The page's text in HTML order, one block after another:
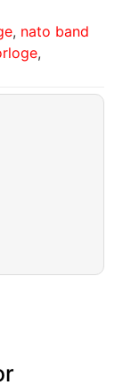
, nato band
,